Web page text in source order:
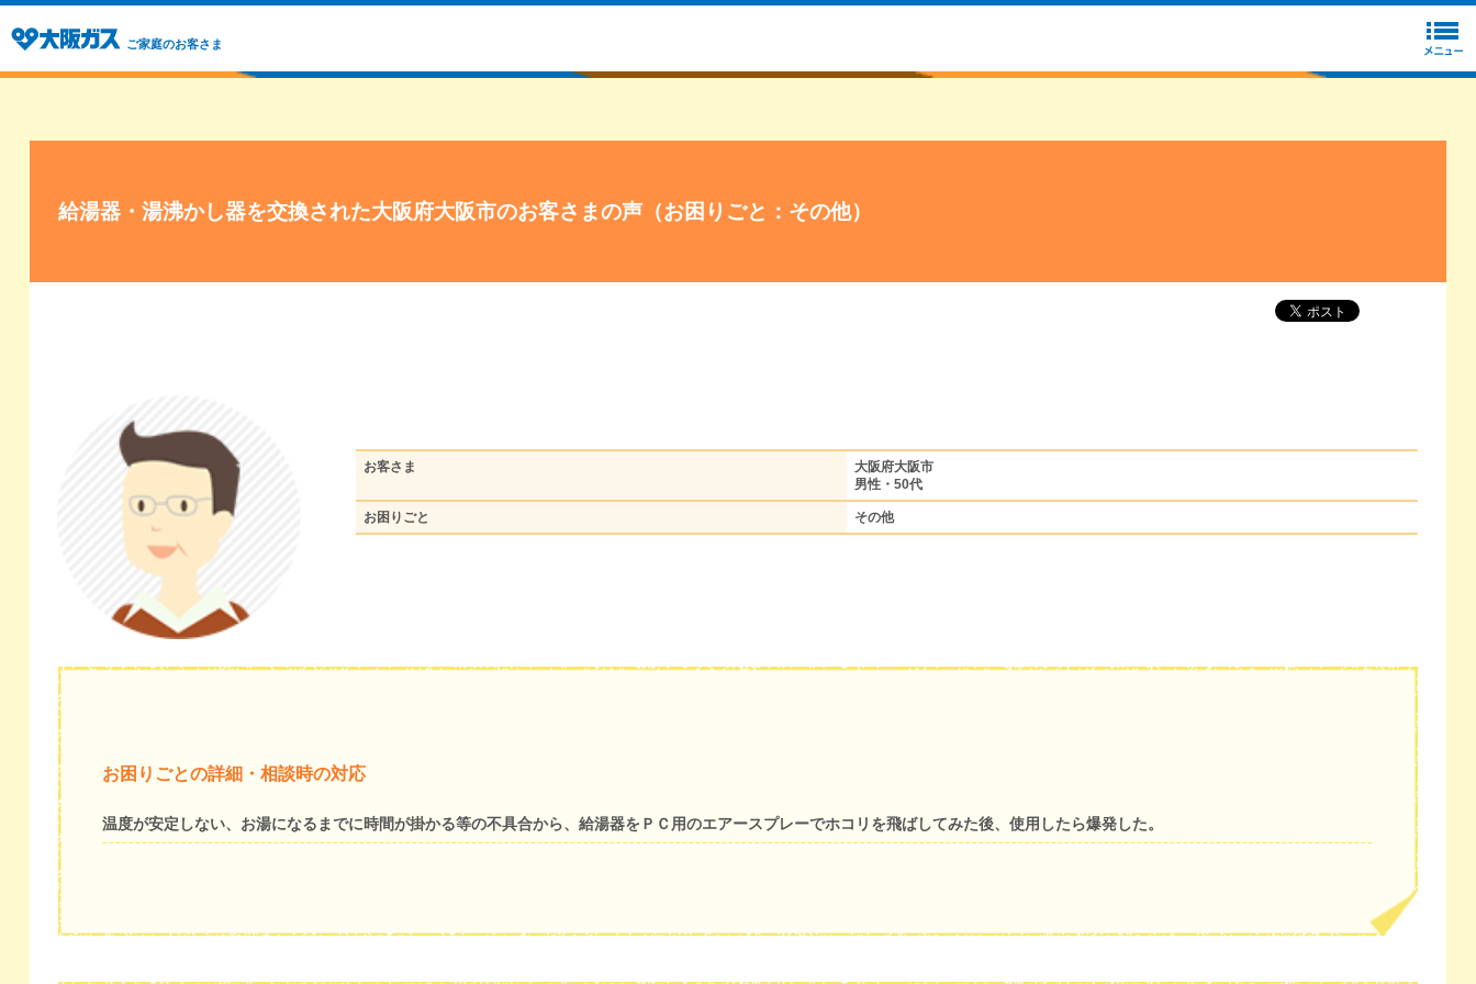
ご家庭のお客さま
給湯器・湯沸かし器を交換された大阪府大阪市のお客さまの声（お困りごと：その他）
お客さま
大阪府大阪市
男性・50代
お困りごと その他
お困りごとの詳細・相談時の対応
温度が安定しない、お湯になるまでに時間が掛かる等の不具合から、給湯器をＰＣ用のエアースプレーでホコリを飛ばしてみた後、使用したら爆発した。